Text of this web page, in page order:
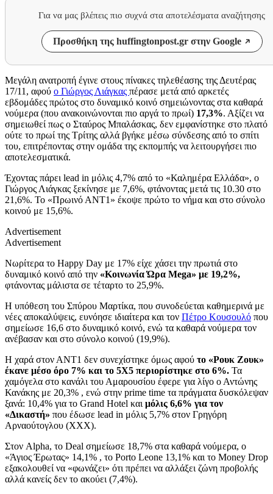
Για να μας βλέπεις πιο συχνά στα αποτελέσματα αναζήτησης
Προσθήκη της huffingtonpost.gr στην Google
Μεγάλη ανατροπή έγινε στους πίνακες τηλεθέασης της Δευτέρας
17/11, αφού ο Γιώργος Λιάγκας πέρασε μετά από αρκετές
εβδομάδες πρώτος στο δυναμικό κοινό σημειώνοντας στα καθαρά
νούμερα (που ανακοινώνονται πιο αργά το πρωί) 17,3%. Αξίζει να
σημειωθεί πως ο Σταύρος Μπαλάσκας, δεν εμφανίστηκε στο πλατό
ούτε το πρωί της Τρίτης αλλά βγήκε μέσω σύνδεσης από το σπίτι
του, επιτρέποντας στην ομάδα της εκπομπής να λειτουργήσει πιο
αποτελεσματικά.
Έχοντας πάρει lead in μόλις 4,7% από το «Καλημέρα Ελλάδα», ο
Γιώργος Λιάγκας ξεκίνησε με 7,6%, φτάνοντας μετά τις 10.30 στο
21,6%. Το «Πρωινό ΑΝΤ1» έκοψε πρώτο το νήμα και στο σύνολο
κοινού με 15,6%.
Advertisement
Advertisement
Νωρίτερα το Happy Day με 17% είχε χάσει την πρωτιά στο
δυναμικό κοινό από την «Κοινωνία Ώρα Mega» με 19,2%,
φτάνοντας μάλιστα σε τέταρτο το 25,9%.
Η υπόθεση του Σπύρου Μαρτίκα, που συνοδεύεται καθημερινά με
νέες αποκαλύψεις, ευνόησε ιδιαίτερα και τον Πέτρο Κουσουλό που
σημείωσε 16,6 στο δυναμικό κοινό, ενώ τα καθαρά νούμερα τον
ανέβασαν και στο σύνολο κοινού (19,9%).
Η χαρά στον ΑΝΤ1 δεν συνεχίστηκε όμως αφού το «Ρουκ Ζουκ»
έκανε μέσο όρο 7% και το 5Χ5 περιορίστηκε στο 6%. Τα
χαμόγελα στο κανάλι του Αμαρουσίου έφερε για λίγο ο Αντώνης
Κανάκης με 20,3% , ενώ στην prime time τα πράγματα δυσκόλεψαν
ξανά: 10,4% για το Grand Hotel και μόλις 6,6% για τον
«Δικαστή» που έδωσε lead in μόλις 5,7% στον Γρηγόρη
Αρναούτογλου (ΧΧΧ).
Στον Alpha, το Deal σημείωσε 18,7% στα καθαρά νούμερα, ο
«Άγιος Έρωτας» 14,1% , το Porto Leone 13,1% και το Money Drop
εξακολουθεί να «φωνάζει» ότι πρέπει να αλλάξει ζώνη προβολής
αλλά κανείς δεν το ακούει (7,4%).